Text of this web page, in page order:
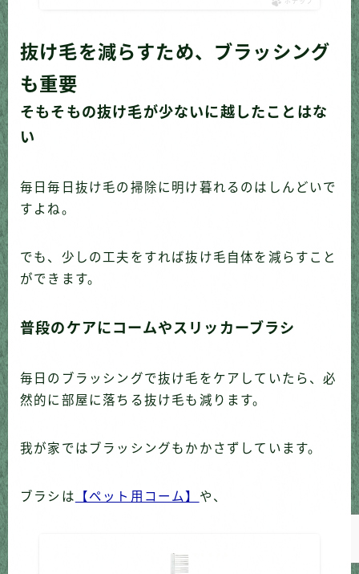
Follow Me
抜け毛を減らすため、ブラッシング
も重要
そもそもの抜け毛が少ないに越したことはな
い
毎日毎日抜け毛の掃除に明け暮れるのはしんどいで
すよね。
でも、少しの工夫をすれば抜け毛自体を減らすこと
ができます。
普段のケアにコームやスリッカーブラシ
毎日のブラッシングで抜け毛をケアしていたら、必
然的に部屋に落ちる抜け毛も減ります。
我が家ではブラッシングもかかさずしています。
ブラシは 【ペット用コーム】 や、